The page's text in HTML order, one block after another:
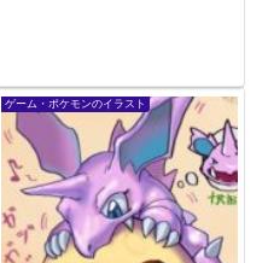
ゲーム・ポケモンのイラスト